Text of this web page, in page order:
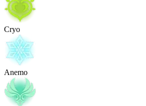
Cryo
Anemo